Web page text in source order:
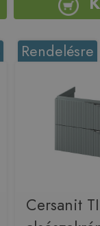
Rendelésre
Cersanit